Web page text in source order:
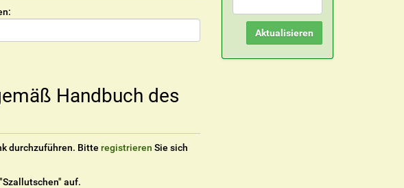
Handbuch des
durchzuführen. Bitte registrieren Sie sich
Szallutschen" auf.